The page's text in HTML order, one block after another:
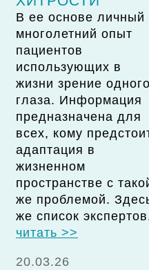
В ее основе личный
многолетний опыт
пациентов
использующих в
жизни зрение одного
глаза. Информация
предназначена для
всех, кому
адаптация в
жизненном
пространстве с
же проблемой.
же список
читать >>
20.03.26